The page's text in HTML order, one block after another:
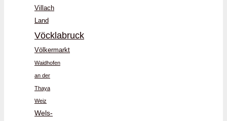
Villach
Land
Vöcklabruck
Völkermarkt
Waidhofen
an der
Thaya
Weiz
Wels-